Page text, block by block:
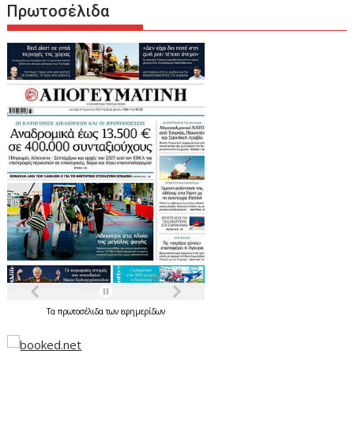
Πρωτοσέλιδα
Ταπρωτοσέλιδατωνεφημερίδων